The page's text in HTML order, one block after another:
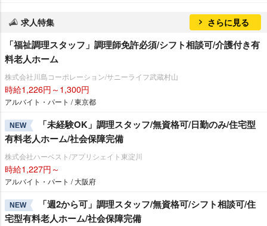
求人特集 さらに見る
「福祉調理スタッフ」調理師免許必須/シフト相談可/介護付き有
料老人ホーム
株式会社川島コーポレーション/サニーライフ武蔵村山
時給1,226円～1,300円
アルバイト・パート / 東京都
NEW
「未経験OK」調理スタッフ/無資格可/日勤のみ/住宅型
有料老人ホーム/社会保障完備
株式会社ハーベスト/アプリシェイト東淀川
時給1,227円～
アルバイト・パート / 大阪府
NEW
「週2から可」調理スタッフ/無資格可/シフト相談可/住
宅型有料老人ホーム/社会保障完備